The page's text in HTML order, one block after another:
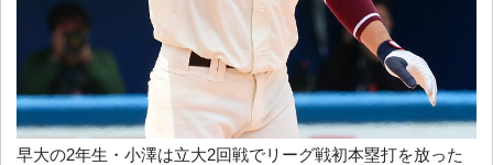
早大の2年生・小澤は立大2回戦でリーグ戦初本塁打を放った